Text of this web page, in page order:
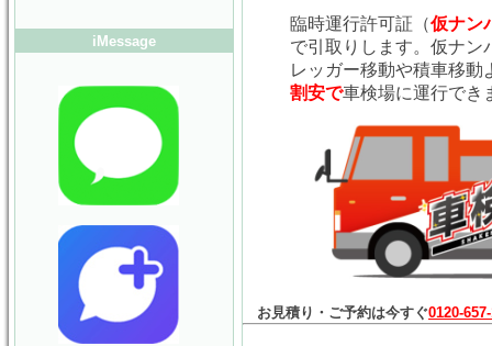
臨時運行許可証（仮ナン
で引取りします。仮ナン
レッガー移動や積車移動
割安で車検場に運行でき
お見積り・ご予約は今すぐ0120-
iMessage